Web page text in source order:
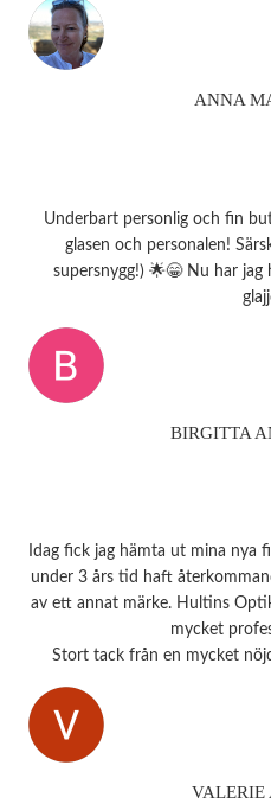
ANNA
Underbart personlig och fin
glasen och personalen!
supersnygg!) 🌟😁 Nu har
BIRGITTA
Idag fick jag hämta ut mina nya
under 3 års tid haft
av ett annat märke. Hultins
mycket
Stort tack från en mycket
VALERIE